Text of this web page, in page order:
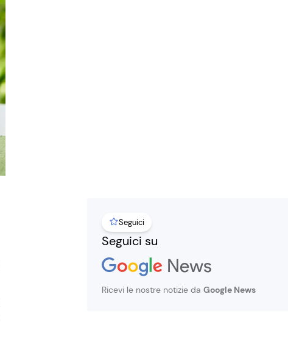
Seguici
Seguici su
Ricevi le nostre notizie da Google News